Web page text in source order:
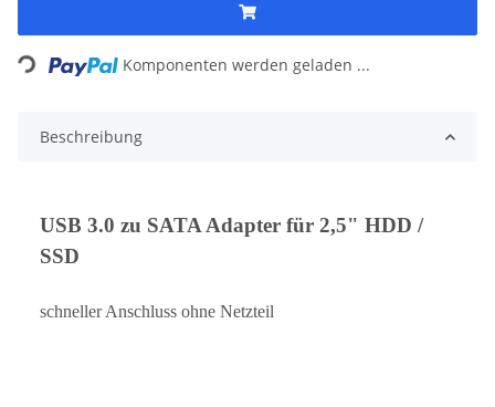
Loading... Komponenten werden geladen ...
Beschreibung
USB 3.0 zu SATA Adapter für 2,5" HDD /
SSD
schneller Anschluss ohne Netzteil